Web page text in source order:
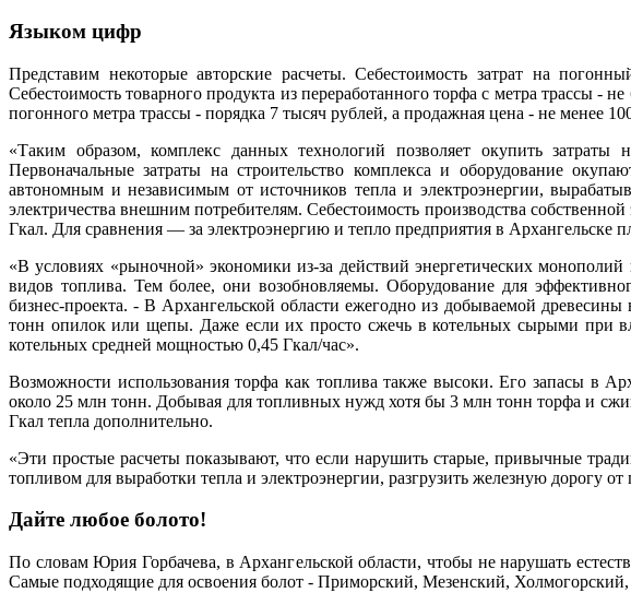
Языком цифр
Представим некоторые авторские расчеты. Себестоимость затрат на
Себестоимость товарного продукта из переработанного торфа с метра трассы -
погонного метра трассы - порядка 7 тысяч рублей, а продажная цена - не менее
«Таким образом, комплекс данных технологий позволяет окупить
Первоначальные затраты на строительство комплекса и оборудование
автономным и независимым от источников тепла и электроэнергии,
электричества внешним потребителям. Себестоимость производства
Гкал. Для сравнения — за электроэнергию и тепло предприятия в Архангельске
«В условиях «рыночной» экономики из-за действий энергетических
видов топлива. Тем более, они возобновляемы. Оборудование для
бизнес-проекта. - В Архангельской области ежегодно из добываемой
тонн опилок или щепы. Даже если их просто сжечь в котельных сырыми при
котельных средней мощностью 0,45 Гкал/час».
Возможности использования торфа как топлива также высоки. Его запасы в
около 25 млн тонн. Добывая для топливных нужд хотя бы 3 млн тонн торфа и
Гкал тепла дополнительно.
«Эти простые расчеты показывают, что если нарушить старые, привычные
топливом для выработки тепла и электроэнергии, разгрузить железную дорогу
Дайте любое болото!
По словам Юрия Горбачева, в Архангельской области, чтобы не нарушать
Самые подходящие для освоения болот - Приморский, Мезенский,